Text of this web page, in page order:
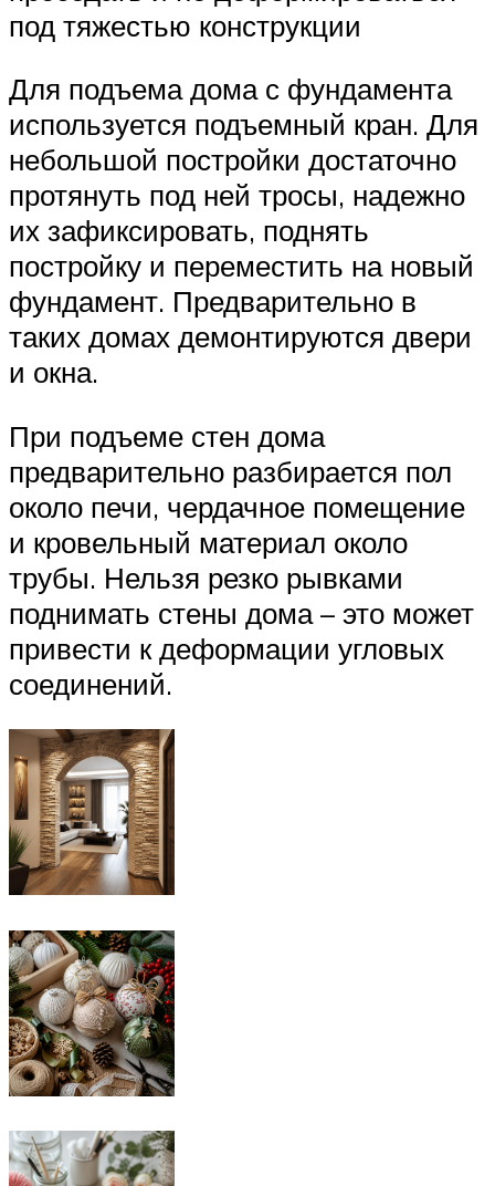
под тяжестью конструкции
Для подъема дома с фундамента
используется подъемный кран. Для
небольшой постройки достаточно
протянуть под ней тросы, надежно
их зафиксировать, поднять
постройку и переместить на новый
фундамент. Предварительно в
таких домах демонтируются двери
и окна.
При подъеме стен дома
предварительно разбирается пол
около печи, чердачное помещение
и кровельный материал около
трубы. Нельзя резко рывками
поднимать стены дома – это может
привести к деформации угловых
соединений.